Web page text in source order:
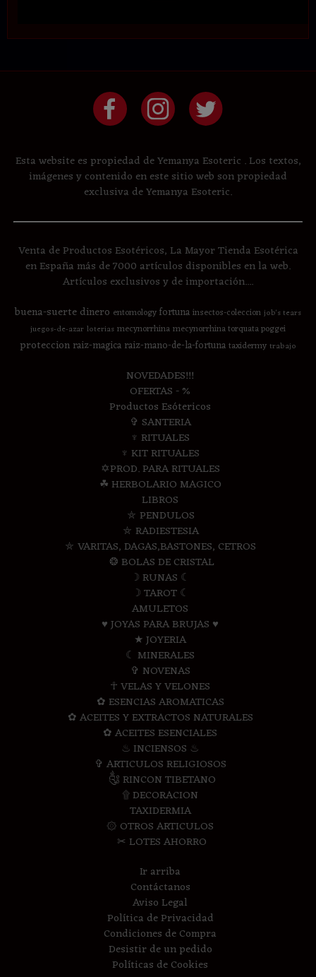
Esta website es propiedad de Yemanya Esoteric . Los textos,
imágenes y contenido en este sitio web son propiedad
exclusiva de Yemanya Esoteric.
Venta de Productos Esotéricos, La Mayor Tienda Esotérica
en España más de 7000 artículos disponibles en la web.
Artículos exclusivos y de importación....
buena-suertedinero entomologyfortunainsectos-coleccion job's tears
juegos-de-azar loterias mecynorrhinamecynorrhina torquata poggei
proteccion raiz-magica raiz-mano-de-la-fortunataxidermy trabajo
NOVEDADES!!!
OFERTAS - %
Productos Esótericos
✞ SANTERIA
♆ RITUALES
♆ KIT RITUALES
✡PROD. PARA RITUALES
☘ HERBOLARIO MAGICO
LIBROS
⛤ PENDULOS
⛤ RADIESTESIA
⛤ VARITAS, DAGAS,BASTONES, CETROS
❂ BOLAS DE CRISTAL
☽ RUNAS ☾
☽ TAROT ☾
AMULETOS
♥ JOYAS PARA BRUJAS ♥
★ JOYERIA
☾ MINERALES
✞ NOVENAS
☥ VELAS Y VELONES
✿ ESENCIAS AROMATICAS
✿ ACEITES Y EXTRACTOS NATURALES
✿ ACEITES ESENCIALES
♨ INCIENSOS ♨
✞ ARTICULOS RELIGIOSOS
༃ RINCON TIBETANO
۩ DECORACION
TAXIDERMIA
۞ OTROS ARTICULOS
✂ LOTES AHORRO
Ir arriba
Contáctanos
Aviso Legal
Política de Privacidad
Condiciones de Compra
Desistir de un pedido
Políticas de Cookies